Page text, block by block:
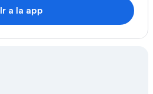
Ir a la app